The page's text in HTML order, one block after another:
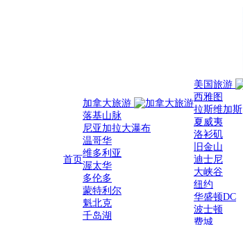
首页
加拿大旅游
落基山脉
尼亚加拉大瀑布
温哥华
维多利亚
渥太华
多伦多
蒙特利尔
魁北克
千岛湖
美国旅游
西雅图
拉斯维加斯
夏威夷
洛衫矶
旧金山
迪士尼
大峡谷
纽约
华盛顿DC
波士顿
费城